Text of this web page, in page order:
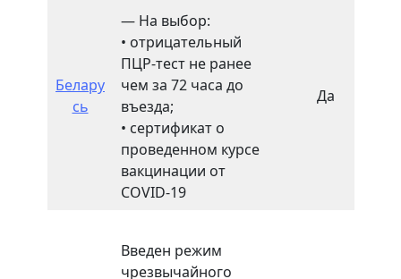
Белару
сь
— На выбор:
• отрицательный
ПЦР-тест не ранее
чем за 72 часа до
въезда;
• сертификат о
проведенном курсе
вакцинации от
COVID-19
Да
Введен режим
чрезвычайного